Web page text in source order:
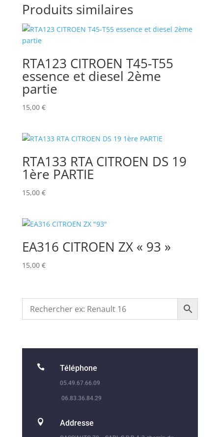
Produits similaires
RTA123 CITROEN T45-T55
essence et diesel 2ème
partie
15,00 €
RTA133 RTA CITROEN DS 19
1ère PARTIE
15,00 €
EA316 CITROEN ZX « 93 »
15,00 €
 Téléphone
05.49.67.66.09
06.83.36.84.29
 Addresse